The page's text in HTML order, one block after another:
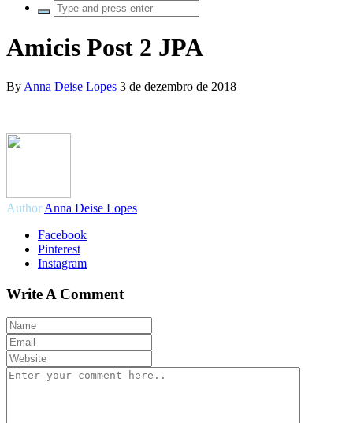
Amicis Post 2 JPA
By Anna Deise Lopes 3 de dezembro de 2018
Author Anna Deise Lopes
Facebook
Pinterest
Instagram
Write A Comment